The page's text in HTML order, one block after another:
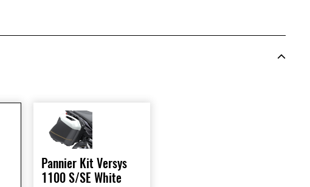
Pannier Kit Versys
1100 S/SE White